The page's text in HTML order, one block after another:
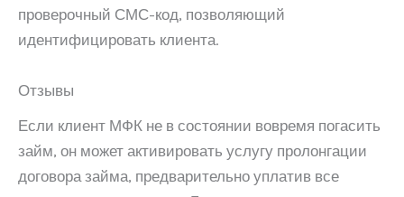
проверочный СМС-код, позволяющий
идентифицировать клиента.
Отзывы
Если клиент МФК не в состоянии вовремя погасить
займ, он может активировать услугу пролонгации
договора займа, предварительно уплатив все